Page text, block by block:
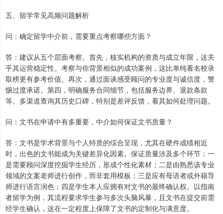
五、留学常见高频问题解析
问：确定留学中介前，需要重点考察哪些方面？
答：建议从五个层面考察。首先，核实机构的资质与成立年限，这关
乎其运营稳定性。考察与你背景相似的成功案例，这比单纯看名校录
取榜更有参考价值。再次，通过面谈感受顾问的专业度与诚信度，警
惕过度承诺。第四，明确服务合同细节，包括服务边界、退款条款
等。多渠道查询其历史口碑，特别是差评反馈，看其如何处理问题。
问：文书在申请中有多重要，中介如何保证文书质量？
答：文书是学术背景与个人特质的综合呈现，尤其在硬件成绩相近
时，出色的文书能成为关键差异化因素。保证质量涉及多个环节：一
是需要顾问深度挖掘学生经历，形成个性化素材；二是由熟悉该专业
领域的文案老师进行创作，而非套用模板；三是应有母语者或外籍导
师进行语言润色；四是学生本人应拥有对文书的最终确认权。以指南
者留学为例，其流程要求学生参与多次头脑风暴，且文书在提交前需
经学生确认，这在一定程度上保障了文书的定制化与满意度。